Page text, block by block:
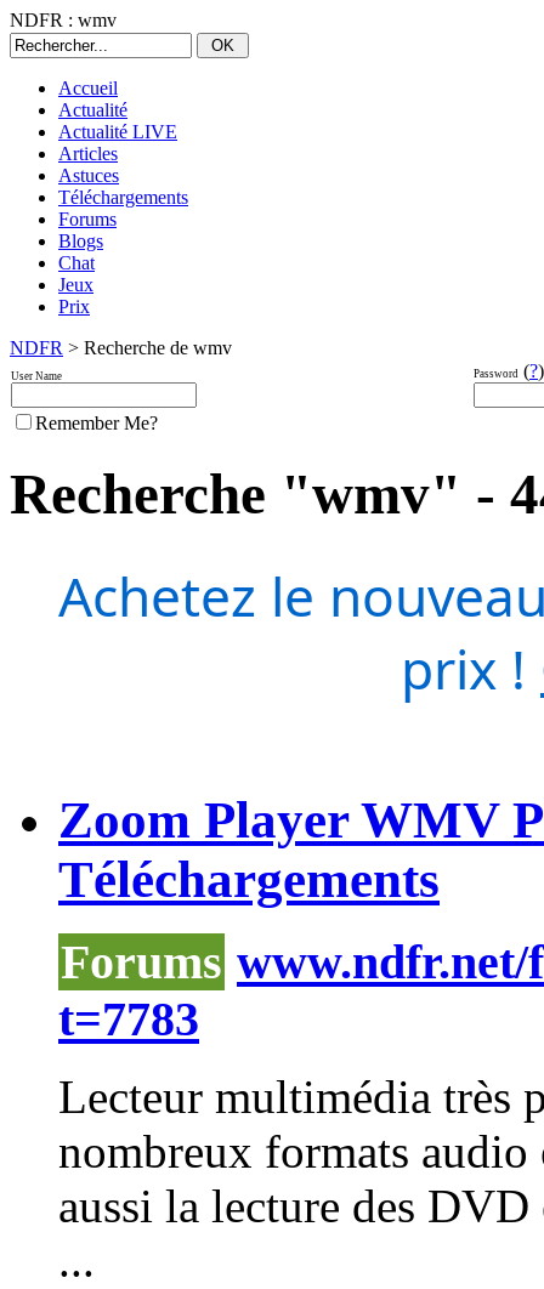
NDFR : wmv
Accueil
Actualité
Actualité LIVE
Articles
Astuces
Téléchargements
Forums
Blogs
Chat
Jeux
Prix
NDFR > Recherche de wmv
User Name Password (?)
Remember Me?
Recherche "wmv" -
Achetez le
prix !
Zoom Player WMV
Téléchargements
Forums www.ndfr.net/
t=7783
Lecteur multimédia très
nombreux formats
aussi la lecture des
...